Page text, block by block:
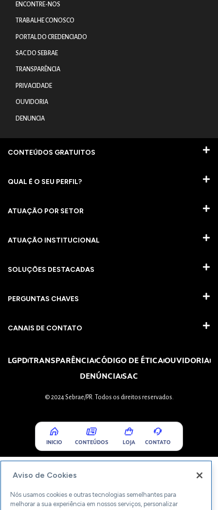
ENCONTRE-NOS
TRABALHE CONOSCO
PORTAL DO CREDENCIADO
SAC DO SEBRAE
TRANSPARÊNCIA
PRIVACIDADE
OUVIDORIA
DENUNCIA
CONTEÚDOS GRATUITOS
QUAL É O SEU PERFIL?
ATUAÇÃO POR SETOR
ATUAÇÃO INSTITUCIONAL
SOLUÇÕES DESTACADAS
PERGUNTAS CHAVES​
CANAIS DE CONTATO
LGPDTRANSPARÊNCIACÓDIGO DE ÉTICAOUVIDORIA
DENÚNCIASAC
© 2024 Sebrae/PR. Todos os direitos reservados.
INICIO CONTEÚDOS LOJA CONTATO
Aviso de Cookies
Nós usamos cookies e outras tecnologias semelhantes para
melhorar a sua experiência em nossos serviços, personalizar